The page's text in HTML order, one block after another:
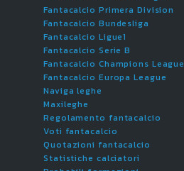
Fantacalcio Primera Division
Fantacalcio Bundesliga
Fantacalcio Ligue1
Fantacalcio Serie B
Fantacalcio Champions League
Fantacalcio Europa League
Naviga leghe
Maxileghe
Regolamento fantacalcio
Voti fantacalcio
Quotazioni fantacalcio
Statistiche calciatori